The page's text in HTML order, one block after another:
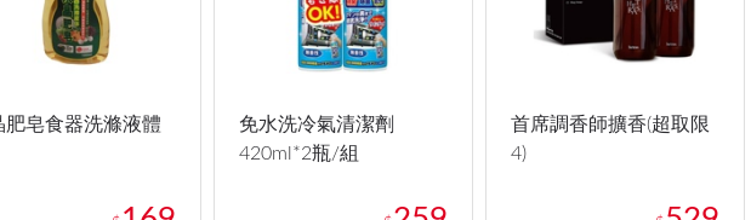
肥皂食器洗滌液體
免水洗冷氣清潔劑
420ml*2瓶/組
首席調香師擴香(超取限
4)